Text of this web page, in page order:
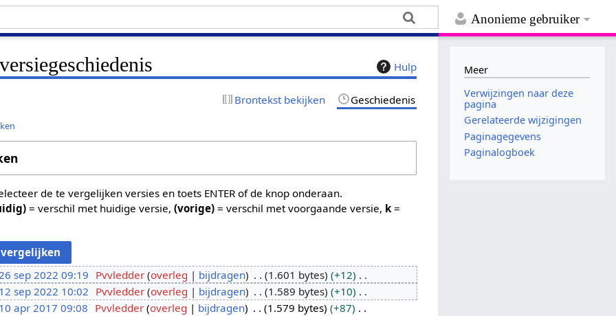
Anonieme gebruiker
Hulp
Brontekst bekijken Geschiedenis
de te vergelijken versies en toets ENTER of de knop onderaan.
= verschil met huidige versie,(vorige) = verschil met voorgaande versie, k =
sep 2022 09:19 Pvvledder overleg bijdragen 1.601 bytes
+12
12 sep 2022 10:02 Pvvledder overleg bijdragen 1.589 bytes
+10
10 apr 2017 09:08 Pvvledder overleg bijdragen 1.579 bytes
+87
Meer
Verwijzingen naar deze
pagina
Gerelateerde wijzigingen
Paginagegevens
Paginalogboek